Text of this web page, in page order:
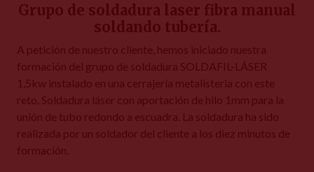
Grupo de soldadura laser fibra manual
soldando tubería.
A petición de nuestro cliente, hemos iniciado nuestra
formación del grupo de soldadura SOLDAFIL-LÁSER
1,5kw instalado en una cerrajería metalisteria con este
reto. Soldadura láser con aportación de hilo 1mm para la
unión de tubo redondo a escuadra. La soldadura ha sido
realizada por un soldador del cliente a los diez minutos de
formación.